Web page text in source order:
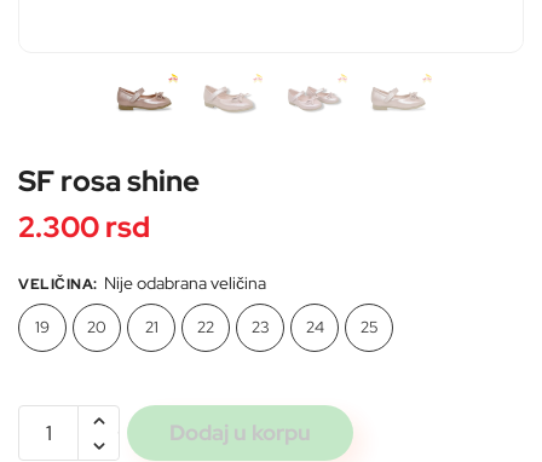
SF rosa shine
2.300rsd
VELIČINA: Nije odabrana veličina
19 20 21 22 23 24 25
rosa
Dodaj u korpu